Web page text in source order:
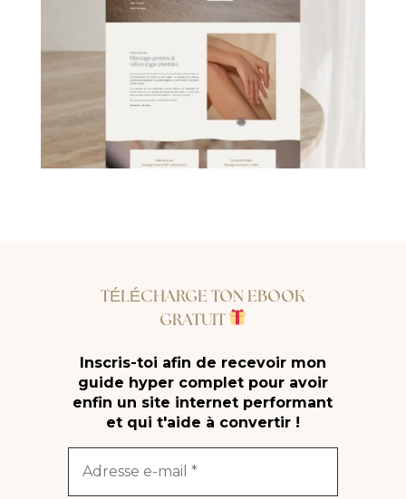
TÉLÉCHARGE TON EBOOK
GRATUIT
Inscris-toi afin de recevoir mon
guide hyper complet pour avoir
enfin un site internet performant
et qui t'aide à convertir !